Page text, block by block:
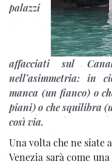
palazzi
affacciati sul
nell’asimmetria: in
manca (un fianco) o
piani) o che squilibra
così via.
Una volta che ne siate
Venezia sarà come